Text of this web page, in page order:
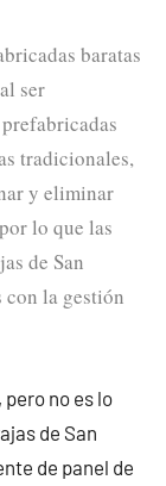
baratas
ser
tradicionales,
y eliminar
lo que las
de San
con la gestión
no es lo
de San
de panel de